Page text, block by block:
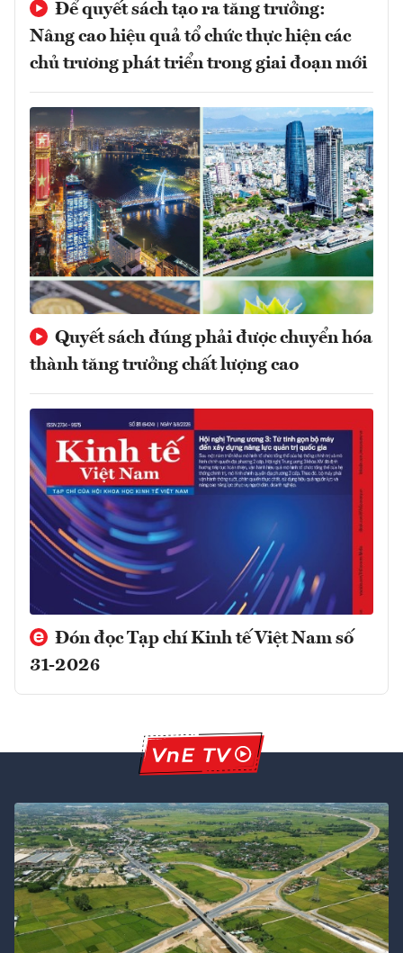
Để quyết sách tạo ra tăng trưởng:
Nâng cao hiệu quả tổ chức thực hiện các
chủ trương phát triển trong giai đoạn mới
Quyết sách đúng phải được chuyển hóa
thành tăng trưởng chất lượng cao
Đón đọc Tạp chí Kinh tế Việt Nam số
31-2026